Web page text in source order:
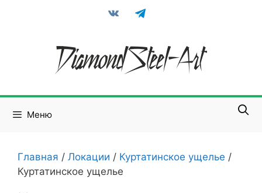
vkontaktetelegram
Меню
Главная / Локации / Куртатинское ущелье /
Куртатинское ущелье